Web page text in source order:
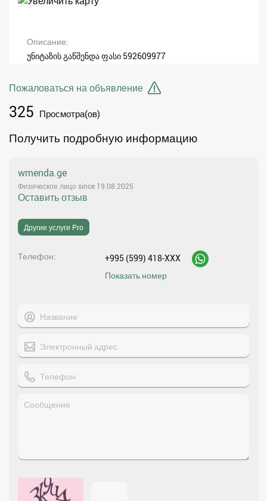
Описание
უნიტაზის გაწმენდა ფასი 592609977
Пожаловаться на объявление
325 Просмотра(ов)
Получить подробную информацию
wmenda.ge
Физическое лицо since 19.08.2025
Оставить отзыв
Другие услуги Pro
Телефон
+995 (599) 418-XXX
Показать номер